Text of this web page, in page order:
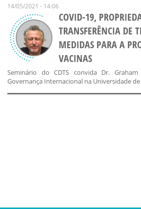
14/05/2021 - 14:06
COVID-19,
TRANSFERÊNCIA DE
MEDIDAS PARA A
VACINAS
Seminário do CDTS convida Dr.
Governança Internacional na Universidade